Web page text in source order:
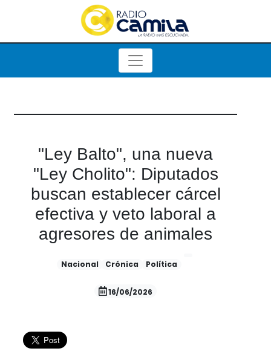
"Ley Balto", una nueva
"Ley Cholito": Diputados
buscan establecer cárcel
efectiva y veto laboral a
agresores de animales
Nacional Crónica Política
16/06/2026